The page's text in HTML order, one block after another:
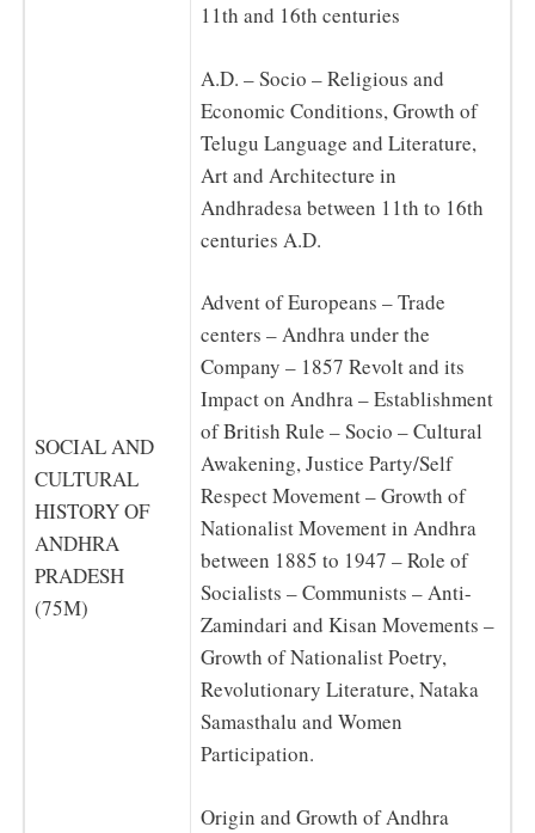
SOCIAL AND
CULTURAL
HISTORY OF
ANDHRA
PRADESH
(75M)
11th and 16th centuries
A.D. – Socio – Religious and
Economic Conditions, Growth of
Telugu Language and Literature,
Art and Architecture in
Andhradesa between 11th to 16th
centuries A.D.
Advent of Europeans – Trade
centers – Andhra under the
Company – 1857 Revolt and its
Impact on Andhra – Establishment
of British Rule – Socio – Cultural
Awakening, Justice Party/Self
Respect Movement – Growth of
Nationalist Movement in Andhra
between 1885 to 1947 – Role of
Socialists – Communists – Anti-
Zamindari and Kisan Movements –
Growth of Nationalist Poetry,
Revolutionary Literature, Nataka
Samasthalu and Women
Participation.
Origin and Growth of Andhra